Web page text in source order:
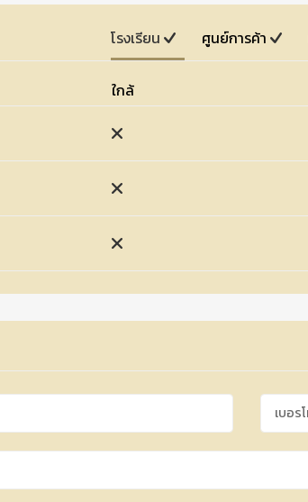
โรงเรียน ศูนย์การค้า
ใกล้